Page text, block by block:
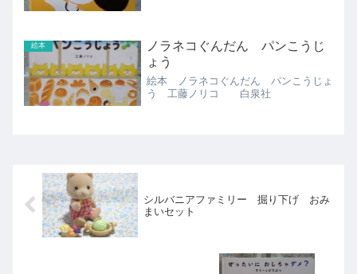
絵本
ノラネコぐんだん パンこうじ
ょう
絵本 ノラネコぐんだん パンこうじょ
う 工藤ノリコ 白泉社
シルバニアファミリー 掘り下げ おみ
まいセット